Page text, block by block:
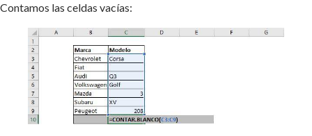
Contamos las celdas vacías: